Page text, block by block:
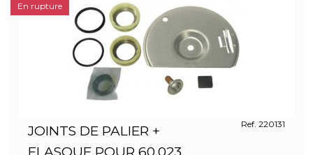
JOINTS DE PALIER +
Ref. 220131
En rupture